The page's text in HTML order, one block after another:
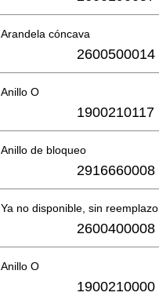
Arandela cóncava
2600500014
Anillo O
1900210117
Anillo de bloqueo
2916660008
Ya no disponible, sin reemplazo
2600400008
Anillo O
1900210000